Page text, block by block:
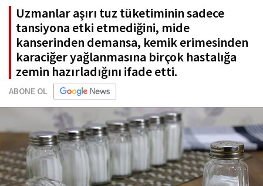
Uzmanlar aşırı tuz tüketiminin sadece
tansiyona etki etmediğini, mide
kanserinden demansa, kemik erimesinden
karaciğer yağlanmasına birçok hastalığa
zemin hazırladığını ifade etti.
ABONE OL